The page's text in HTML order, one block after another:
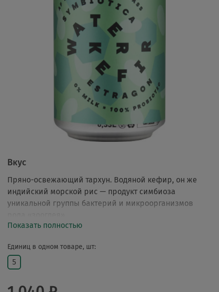
Единиц в одном товаре, шт:
5
Вкус
Пряно-освежающий тархун. Водяной кефир, он же
индийский морской рис — продукт симбиоза
уникальной группы бактерий и микроорганизмов
Показать полностью